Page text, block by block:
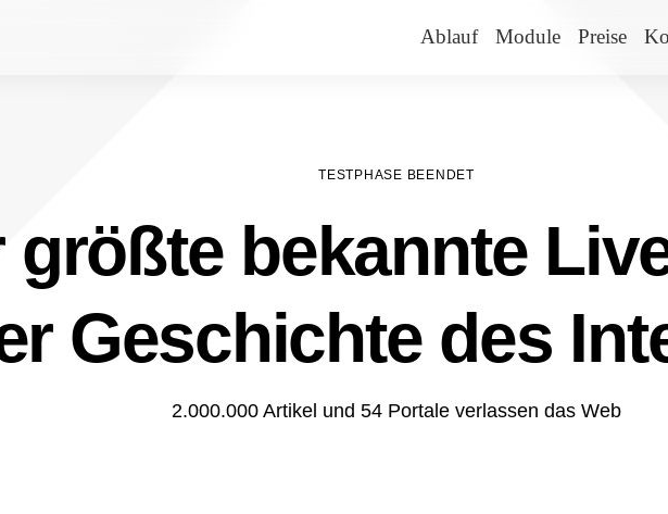
Ablauf Module Preise
TESTPHASE BEENDET
größte bekannte
Geschichte des
2.000.000 Artikel und 54 Portale verlassen das Web